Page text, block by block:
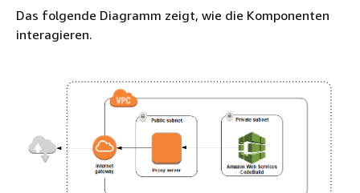
Das folgende Diagramm zeigt, wie die Komponenten
interagieren.